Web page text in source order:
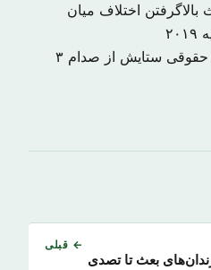
اختلاف میان
حقوقی ستایش از صدام ۳
← قبلی
بعث تا تصدی